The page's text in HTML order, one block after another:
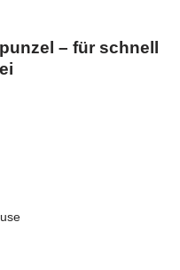
– für schnell